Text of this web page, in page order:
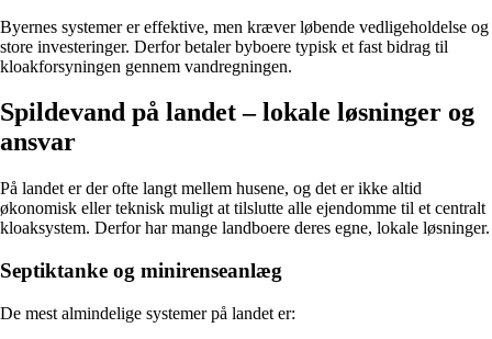
Byernes systemer er effektive, men kræver løbende vedligeholdelse og
store investeringer. Derfor betaler byboere typisk et fast bidrag til
kloakforsyningen gennem vandregningen.
Spildevand på landet – lokale løsninger og
ansvar
På landet er der ofte langt mellem husene, og det er ikke altid
økonomisk eller teknisk muligt at tilslutte alle ejendomme til et centralt
kloaksystem. Derfor har mange landboere deres egne, lokale løsninger.
Septiktanke og minirenseanlæg
De mest almindelige systemer på landet er: